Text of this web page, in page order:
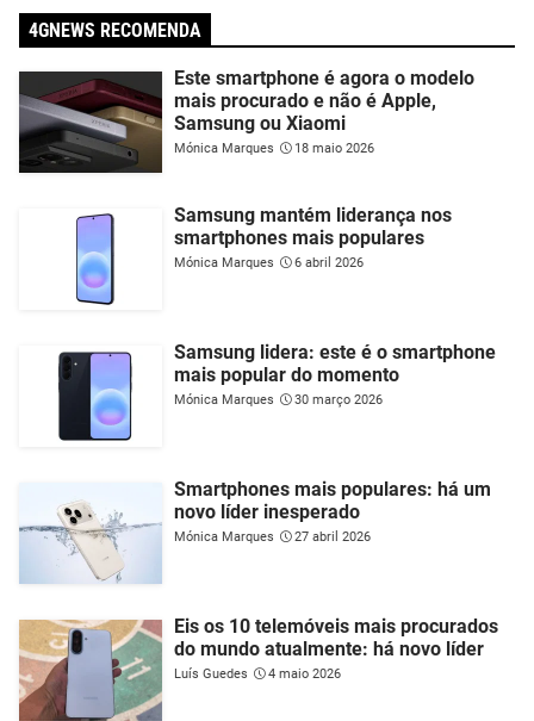
4GNEWS RECOMENDA
Este smartphone é agora o modelo
mais procurado e não é Apple,
Samsung ou Xiaomi
Mónica Marques 18 maio 2026
Samsung mantém liderança nos
smartphones mais populares
Mónica Marques 6 abril 2026
Samsung lidera: este é o smartphone
mais popular do momento
Mónica Marques 30 março 2026
Smartphones mais populares: há um
novo líder inesperado
Mónica Marques 27 abril 2026
Eis os 10 telemóveis mais procurados
do mundo atualmente: há novo líder
Luís Guedes 4 maio 2026